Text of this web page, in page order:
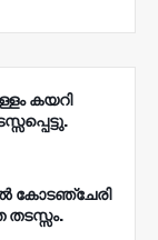
കയറി
കോടഞ്ചേരി